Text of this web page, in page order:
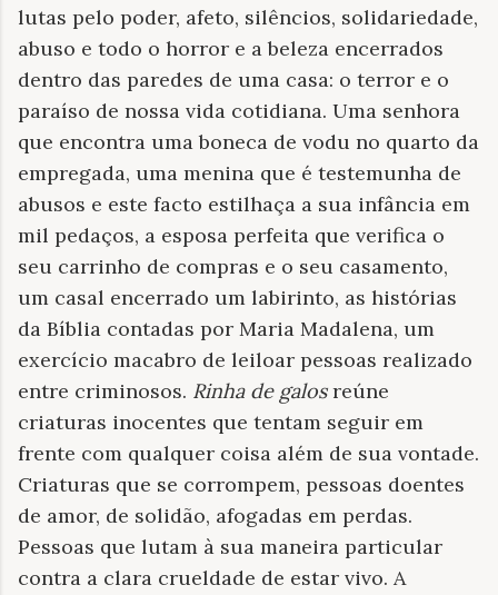
lutas pelo poder, afeto, silêncios, solidariedade,
abuso e todo o horror e a beleza encerrados
dentro das paredes de uma casa: o terror e o
paraíso de nossa vida cotidiana. Uma senhora
que encontra uma boneca de vodu no quarto da
empregada, uma menina que é testemunha de
abusos e este facto estilhaça a sua infância em
mil pedaços, a esposa perfeita que verifica o
seu carrinho de compras e o seu casamento,
um casal encerrado um labirinto, as histórias
da Bíblia contadas por Maria Madalena, um
exercício macabro de leiloar pessoas realizado
entre criminosos. Rinha de galosreúne
criaturas inocentes que tentam seguir em
frente com qualquer coisa além de sua vontade.
Criaturas que se corrompem, pessoas doentes
de amor, de solidão, afogadas em perdas.
Pessoas que lutam à sua maneira particular
contra a clara crueldade de estar vivo. A